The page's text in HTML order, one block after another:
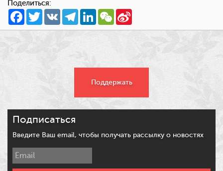
Поделиться:
Facebook
TwitterVK TelegramLinkedInWeChat
Поддержать
Подписаться
Введите Ваш email, чтобы получать рассылку о новостях